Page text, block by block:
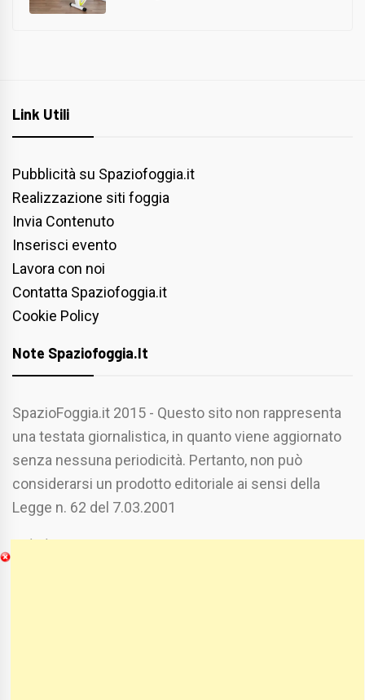
Link Utili
Pubblicità su Spaziofoggia.it
Realizzazione siti foggia
Invia Contenuto
Inserisci evento
Lavora con noi
Contatta Spaziofoggia.it
Cookie Policy
Note Spaziofoggia.it
SpazioFoggia.it 2015 - Questo sito non rappresenta
una testata giornalistica, in quanto viene aggiornato
senza nessuna periodicità. Pertanto, non può
considerarsi un prodotto editoriale ai sensi della
Legge n. 62 del 7.03.2001
Chi Siamo